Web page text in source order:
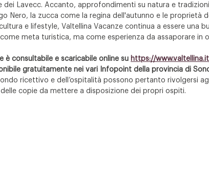
dei Lavecc. Accanto, approfondimenti su natura e
Nero, la zucca come la regina dell'autunno e le proprietà
e lifestyle, Valtellina Vacanze continua a essere una
meta turistica, ma come esperienza da assaporare in
è consultabile e scaricabile online su https://
gratuitamente nei vari Infopoint della provincia di
ricettivo e dell’ospitalità possono pertanto rivolgersi
copie da mettere a disposizione dei propri ospiti.